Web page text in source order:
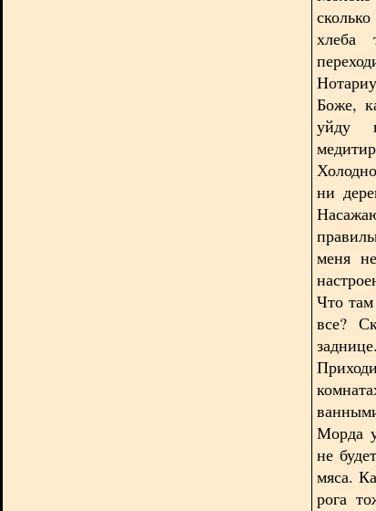
хлеба
Боже,
уйду
ни
меня
Что
все?
Морда
не
мяса.
рога